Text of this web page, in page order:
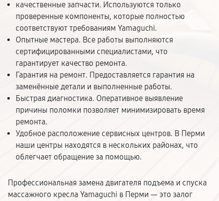
качественные запчасти. Используются только
проверенные компоненты, которые полностью
соответствуют требованиям Yamaguchi.
Опытные мастера. Все работы выполняются
сертифицированными специалистами, что
гарантирует качество ремонта.
Гарантия на ремонт. Предоставляется гарантия на
заменённые детали и выполненные работы.
Быстрая диагностика. Оперативное выявление
причины поломки позволяет минимизировать время
ремонта.
Удобное расположение сервисных центров. В Перми
наши центры находятся в нескольких районах, что
облегчает обращение за помощью.
Профессиональная замена двигателя подъема и спуска
массажного кресла Yamaguchi в Перми — это залог